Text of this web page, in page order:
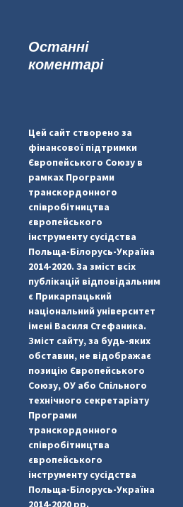
#PipIvanToday
Останні
коментарі
Цей сайт створено за
фінансової підтримки
Європейського Союзу в
рамках Програми
транскордонного
співробітництва
європейського
інструменту сусідства
Польща-Білорусь-Україна
2014-2020. За зміст всіх
публікацій відповідальним
є Прикарпацький
національний університет
імені Василя Стефаника.
Зміст сайту, за будь-яких
обставин, не відображає
позицію Європейського
Союзу, ОУ або Спільного
технічного секретаріату
Програми
транскордонного
співробітництва
європейського
інструменту сусідства
Польща-Білорусь-Україна
2014-2020 рр.